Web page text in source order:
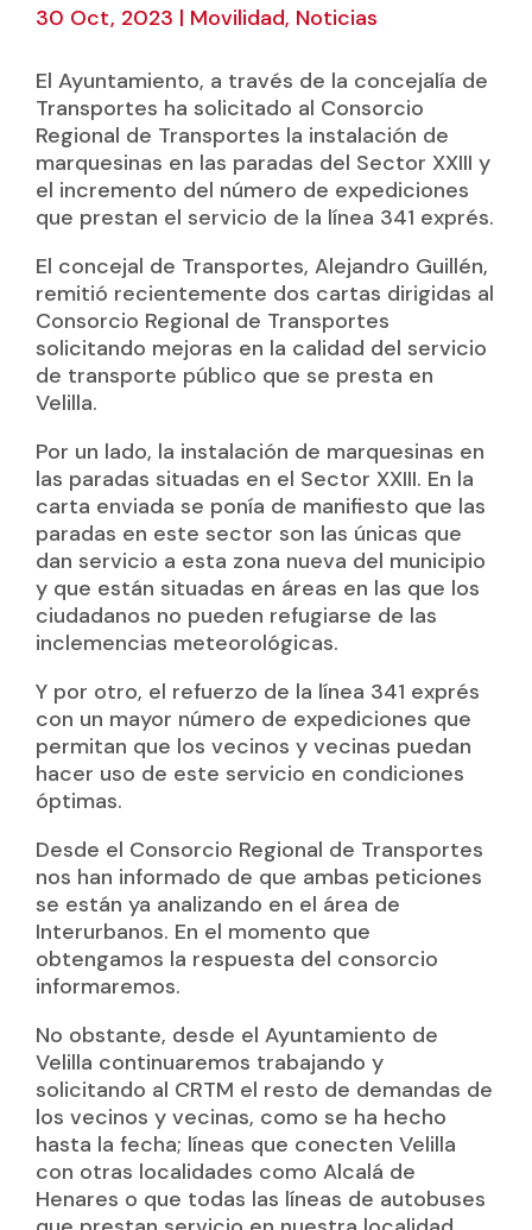
30 Oct, 2023 | Movilidad, Noticias
El Ayuntamiento, a través de la concejalía de
Transportes ha solicitado al Consorcio
Regional de Transportes la instalación de
marquesinas en las paradas del Sector XXIII y
el incremento del número de expediciones
que prestan el servicio de la línea 341 exprés.
El concejal de Transportes, Alejandro Guillén,
remitió recientemente dos cartas dirigidas al
Consorcio Regional de Transportes
solicitando mejoras en la calidad del servicio
de transporte público que se presta en
Velilla.
Por un lado, la instalación de marquesinas en
las paradas situadas en el Sector XXIII. En la
carta enviada se ponía de manifiesto que las
paradas en este sector son las únicas que
dan servicio a esta zona nueva del municipio
y que están situadas en áreas en las que los
ciudadanos no pueden refugiarse de las
inclemencias meteorológicas.
Y por otro, el refuerzo de la línea 341 exprés
con un mayor número de expediciones que
permitan que los vecinos y vecinas puedan
hacer uso de este servicio en condiciones
óptimas.
Desde el Consorcio Regional de Transportes
nos han informado de que ambas peticiones
se están ya analizando en el área de
Interurbanos. En el momento que
obtengamos la respuesta del consorcio
informaremos.
No obstante, desde el Ayuntamiento de
Velilla continuaremos trabajando y
solicitando al CRTM el resto de demandas de
los vecinos y vecinas, como se ha hecho
hasta la fecha; líneas que conecten Velilla
con otras localidades como Alcalá de
Henares o que todas las líneas de autobuses